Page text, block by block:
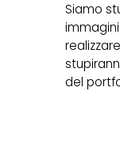
Siamo
del